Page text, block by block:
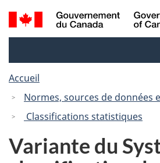
au
au
à
Recherche
et
Accueil
Normes, sources de données
Classifications statistiques
Variante du